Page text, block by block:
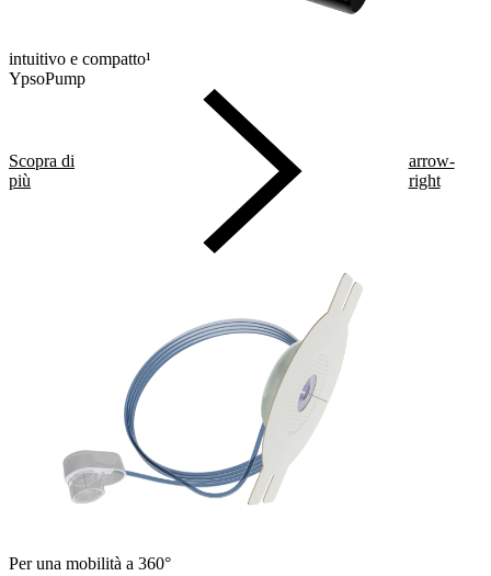
intuitivo e compatto¹
YpsoPump
Scopra di
più
arrow-
right
Per una mobilità a 360°